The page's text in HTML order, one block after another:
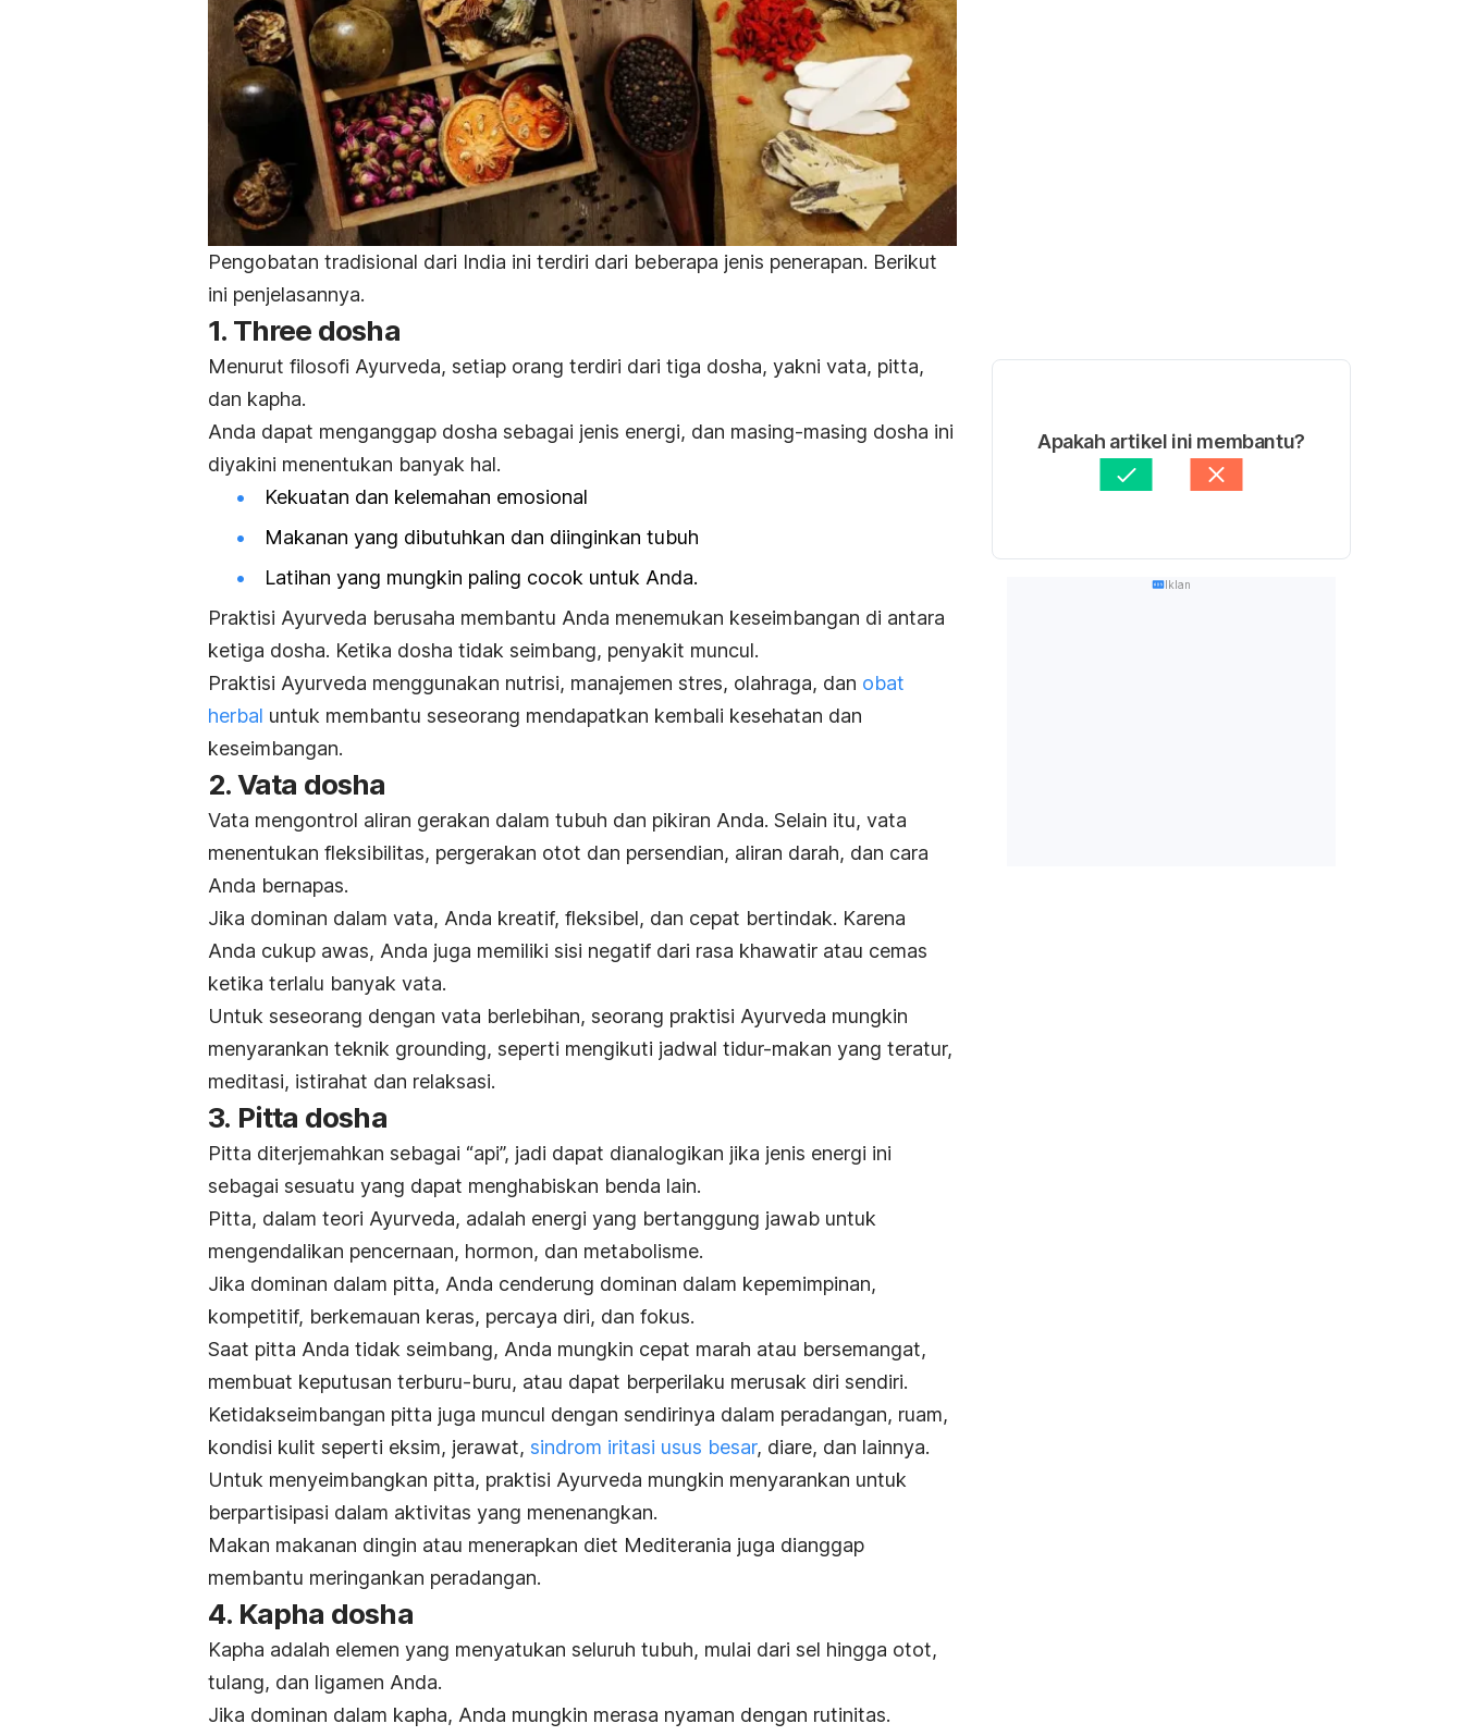
Pengobatan tradisional dari India ini terdiri dari beberapa jenis penerapan. Berikut
ini penjelasannya.
1. Three dosha
Menurut filosofi Ayurveda, setiap orang terdiri dari tiga dosha, yakni vata, pitta,
dan kapha.
Anda dapat menganggap dosha sebagai jenis energi, dan masing-masing dosha ini
diyakini menentukan banyak hal.
Kekuatan dan kelemahan emosional
Makanan yang dibutuhkan dan diinginkan tubuh
Latihan yang mungkin paling cocok untuk Anda.
Praktisi Ayurveda berusaha membantu Anda menemukan keseimbangan di antara
ketiga dosha. Ketika dosha tidak seimbang, penyakit muncul.
Praktisi Ayurveda menggunakan nutrisi, manajemen stres, olahraga, dan obat
herbal untuk membantu seseorang mendapatkan kembali kesehatan dan
keseimbangan.
2.Vata dosha
Vata mengontrol aliran gerakan dalam tubuh dan pikiran Anda. Selain itu, vata
menentukan fleksibilitas, pergerakan otot dan persendian, aliran darah, dan cara
Anda bernapas.
Jika dominan dalam vata, Anda kreatif, fleksibel, dan cepat bertindak. Karena
Anda cukup awas, Anda juga memiliki sisi negatif dari rasa khawatir atau cemas
ketika terlalu banyak vata.
Untuk seseorang dengan vata berlebihan, seorang praktisi Ayurveda mungkin
menyarankan teknik grounding, seperti mengikuti jadwal tidur-makan yang teratur,
meditasi, istirahat dan relaksasi.
3. Pitta dosha
Pitta diterjemahkan sebagai “api”, jadi dapat dianalogikan jika jenis energi ini
sebagai sesuatu yang dapat menghabiskan benda lain.
Pitta, dalam teori Ayurveda, adalah energi yang bertanggung jawab untuk
mengendalikan pencernaan, hormon, dan metabolisme.
Jika dominan dalam pitta, Anda cenderung dominan dalam kepemimpinan,
kompetitif, berkemauan keras, percaya diri, dan fokus.
Saat pitta Anda tidak seimbang, Anda mungkin cepat marah atau bersemangat,
membuat keputusan terburu-buru, atau dapat berperilaku merusak diri sendiri.
Ketidakseimbangan pitta juga muncul dengan sendirinya dalam peradangan, ruam,
kondisi kulit seperti eksim, jerawat, sindrom iritasi usus besar, diare, dan lainnya.
Untuk menyeimbangkan pitta, praktisi Ayurveda mungkin menyarankan untuk
berpartisipasi dalam aktivitas yang menenangkan.
Makan makanan dingin atau menerapkan diet Mediterania juga dianggap
membantu meringankan peradangan.
4. Kapha dosha
Kapha adalah elemen yang menyatukan seluruh tubuh, mulai dari sel hingga otot,
tulang, dan ligamen Anda.
Jika dominan dalam kapha, Anda mungkin merasa nyaman dengan rutinitas.
Apakah artikel ini membantu?
Iklan